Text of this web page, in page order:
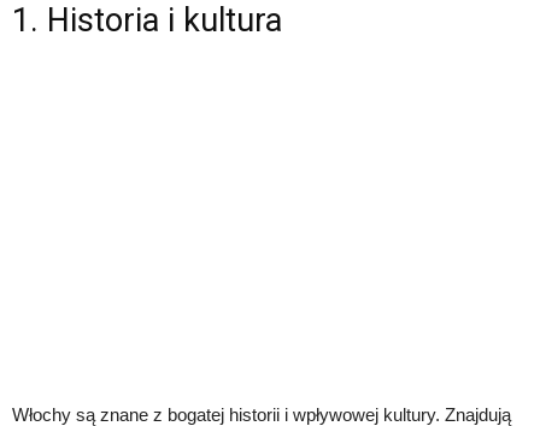
1. Historia i kultura
Włochy są znane z bogatej historii i wpływowej kultury. Znajdują